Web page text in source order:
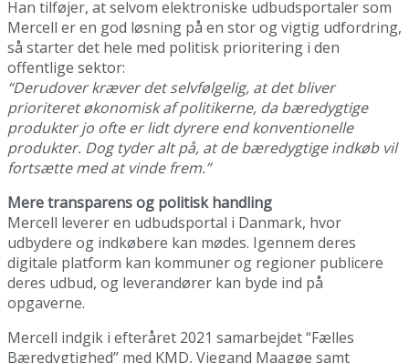
Han tilføjer, at selvom elektroniske udbudsportaler som
Mercell er en god løsning på en stor og vigtig udfordring,
så starter det hele med politisk prioritering i den
offentlige sektor:
“Derudover kræver det selvfølgelig, at det bliver
prioriteret økonomisk af politikerne, da bæredygtige
produkter jo ofte er lidt dyrere end konventionelle
produkter. Dog tyder alt på, at de bæredygtige indkøb vil
fortsætte med at vinde frem.”
Mere transparens og politisk handling
Mercell leverer en udbudsportal i Danmark, hvor
udbydere og indkøbere kan mødes. Igennem deres
digitale platform kan kommuner og regioner publicere
deres udbud, og leverandører kan byde ind på
opgaverne.
Mercell indgik i efteråret 2021 samarbejdet “Fælles
Bæredygtighed” med KMD, Viegand Maagøe samt